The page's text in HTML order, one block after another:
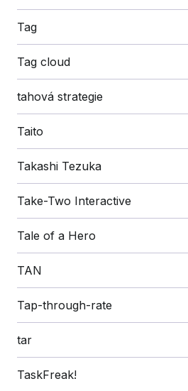
Tag
Tag cloud
tahová strategie
Taito
Takashi Tezuka
Take-Two Interactive
Tale of a Hero
TAN
Tap-through-rate
tar
TaskFreak!